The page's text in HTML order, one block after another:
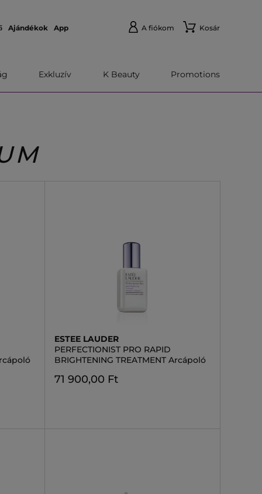
Ajándékok App A fiókom Kosár
Exkluzív K Beauty Promotions
ESTEE LAUDER
PERFECTIONIST PRO RAPID
BRIGHTENING TREATMENT Arcápoló
71 900,00 Ft